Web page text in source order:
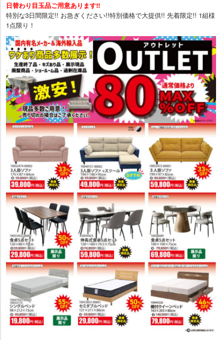
日替わり目玉品ご用意あります!!
特別な3日間限定!! お急ぎください!!特別価格で大提供!! 先着限定!! 1組様
1点限り！